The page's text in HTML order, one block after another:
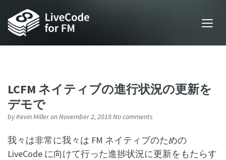
LCFM ネイティブの進行状況の更新を
デモで
byKevin Milleron November 2, 2018No comments
我々は非常に我々は FM ネイティブのための
LiveCode に向けて行った進捗状況に更新をもたらす